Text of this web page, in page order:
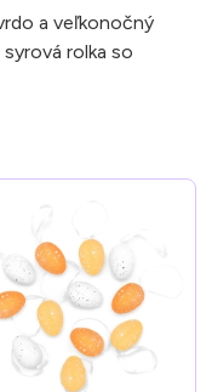
a veľkonočný
rolka so